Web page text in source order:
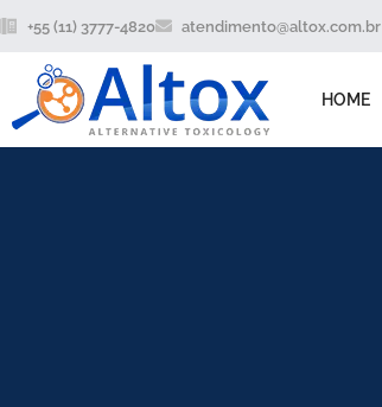
+55 (11) 3777-4820 atendimento@altox.com.br
HOME